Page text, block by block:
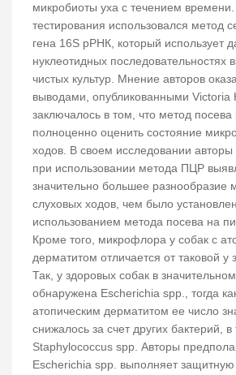
микробиоты уха с течением
тестирования использовался метод
гена 16S рРНК, который использует
нуклеотидных последовательностях
чистых культур. Мнение авторов
выводами, опубликованными Victoria
заключалось в том, что метод посева
полноценно оценить состояние
ходов. В своем исследовании авторы
при использовании метода ПЦР
значительно большее разнообразие
слуховых ходов, чем было
использованием метода посева на
Кроме того, микрофлора у собак с
дерматитом отличается от таковой у
Так, у здоровых собак в
обнаружена Escherichia spp., тогда
атопическим дерматитом ее число
снижалось за счет других бактерий,
Staphylococcus spp. Авторы
Escherichia spp. выполняет